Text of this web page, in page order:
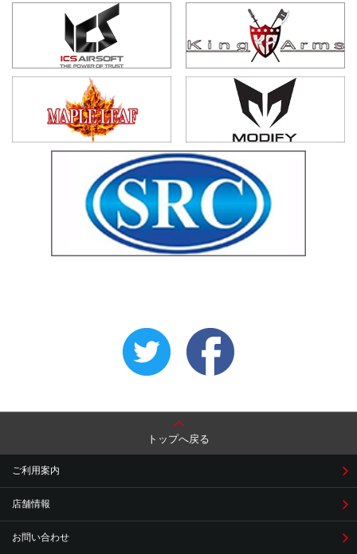
トップへ戻る
ご利用案内
店舗情報
お問い合わせ